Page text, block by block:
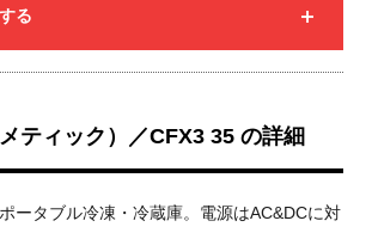
る
ティック）／CFX3 35 の詳細
ータブル冷凍・冷蔵庫。電源はAC&DCに対